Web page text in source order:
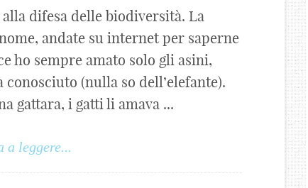
difesa delle biodiversità. La
andate su internet per saperne
ho sempre amato solo gli asini,
(nulla so dell’elefante).
gattara, i gatti li amava ...
a leggere...